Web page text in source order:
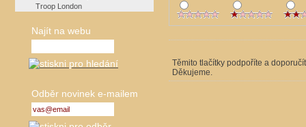
Těmito tlačítky podpoříte a
Děkujeme.
Troop London
Najít na webu
Odběr novinek e-mailem